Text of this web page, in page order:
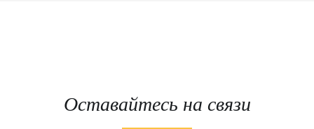
Оставайтесь на связи